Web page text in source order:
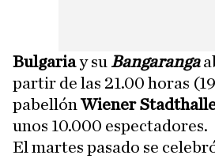
Bulgariay su Bangaranga
partir de las 21.00 horas
pabellón Wiener
unos 10.000 espectadores.
El martes pasado se